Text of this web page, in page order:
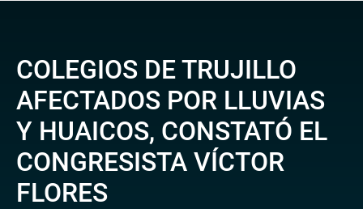
COLEGIOS DE TRUJILLO
AFECTADOS POR LLUVIAS
Y HUAICOS, CONSTATÓ EL
CONGRESISTA VÍCTOR
FLORES